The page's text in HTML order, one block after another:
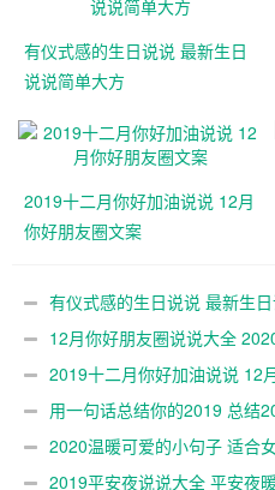
有仪式感的生日说说 最新生日
说说简单大方
2019十二月你好加油说说 12月
你好朋友圈文案
有仪式感的生日说说 最新生
12月你好朋友圈说说大全
2019十二月你好加油说说 12
用一句话总结你的2019 总结
2020温暖可爱的小句子 适合
2019平安夜说说大全 平安夜